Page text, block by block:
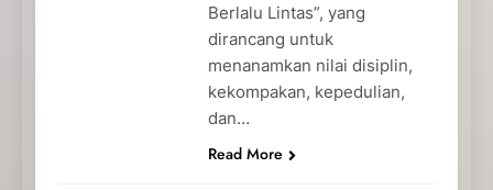
Berlalu Lintas”, yang
dirancang untuk
menanamkan nilai disiplin,
kekompakan, kepedulian,
dan…
Read More